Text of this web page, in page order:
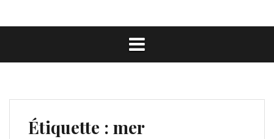
Étiquette : mer